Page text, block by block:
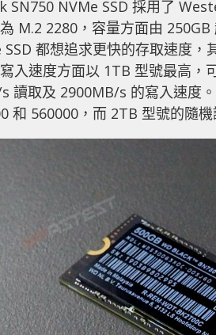
SN750 NVMe SSD 採用了
M.2 2280，容量方面由
SSD 都想追求更快的存取速度
入速度方面以 1TB 型號最高
讀取及 2900MB/s 的寫入速度
和 560000，而 2TB 型號的隨